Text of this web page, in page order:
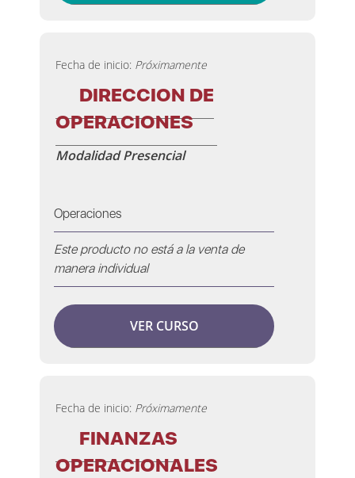
Fecha de inicio: Próximamente
DIRECCION DE
OPERACIONES
Modalidad Presencial
Operaciones
Este producto no está a la venta de
manera individual
VER CURSO
Fecha de inicio: Próximamente
FINANZAS
OPERACIONALES